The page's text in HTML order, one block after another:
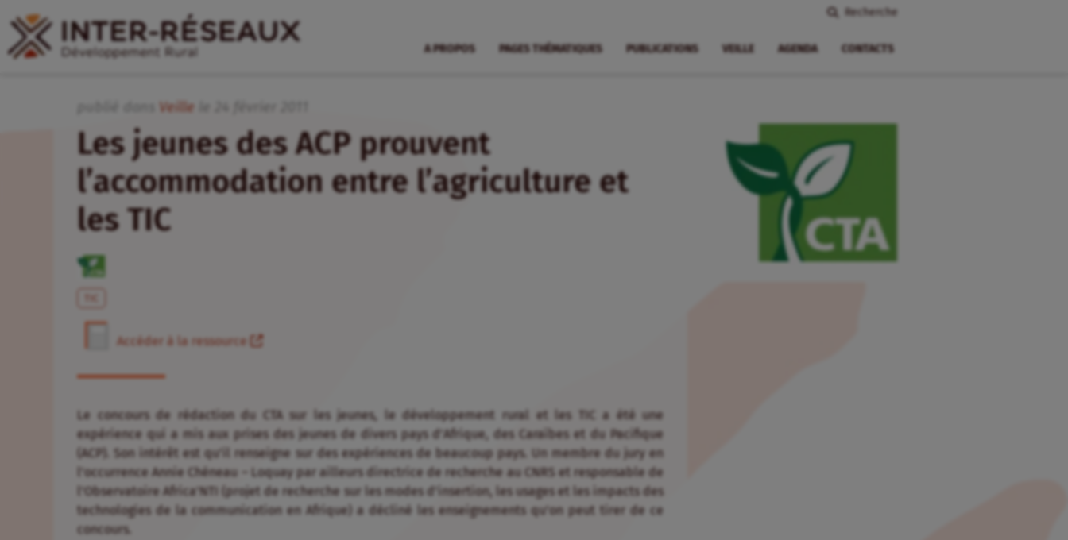
Recherche
A PROPOS PAGES THÉMATIQUES PUBLICATIONS VEILLE AGENDA CONTACTS
Veille
Les jeunes des ACP prouvent
l’accommodation entre l’agriculture et
les TIC
Accéder à la ressource
Le concours de rédaction du CTA sur les jeunes, le développement rural et les TIC a été une
expérience qui a mis aux prises des jeunes de divers pays d’Afrique, des Caraïbes et du Pacifique
(ACP). Son intérêt est qu’il renseigne sur des expériences de beaucoup pays. Un membre du jury en
l’occurrence Annie Chéneau – Loquay par ailleurs directrice de recherche au CNRS et responsable de
l’Observatoire Africa’NTI (projet de recherche sur les modes d’insertion, les usages et les impacts des
technologies de la communication en Afrique) a décliné les enseignements qu’on peut tirer de ce
concours.